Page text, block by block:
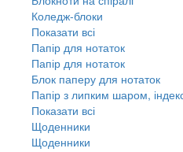
Коледж-блоки
Показати всі
Папір для нотаток
Папір для нотаток
Блок паперу для нотаток
Папір з липким шаром,
Показати всі
Щоденники
Щоденники